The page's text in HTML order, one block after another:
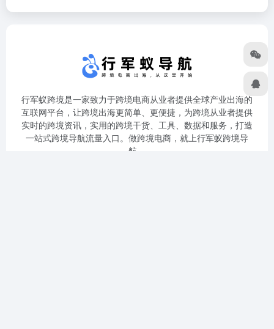
行军蚁跨境是一家致力于跨境电商从业者提供全球产业出海的
互联网平台，让跨境出海更简单、更便捷，为跨境从业者提供
实时的跨境资讯，实用的跨境干货、工具、数据和服务，打造
一站式跨境导航流量入口。做跨境电商，就上行军蚁跨境导
航。